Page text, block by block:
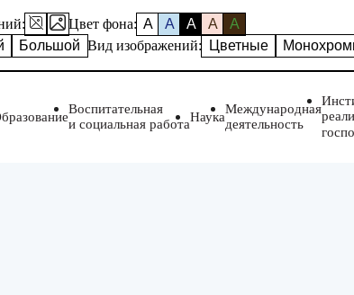
Цвет фона: A A A A
A
Большой Вид изображений: Цветные
Воспитательная
и социальная работаНаука
Международная
деятельность